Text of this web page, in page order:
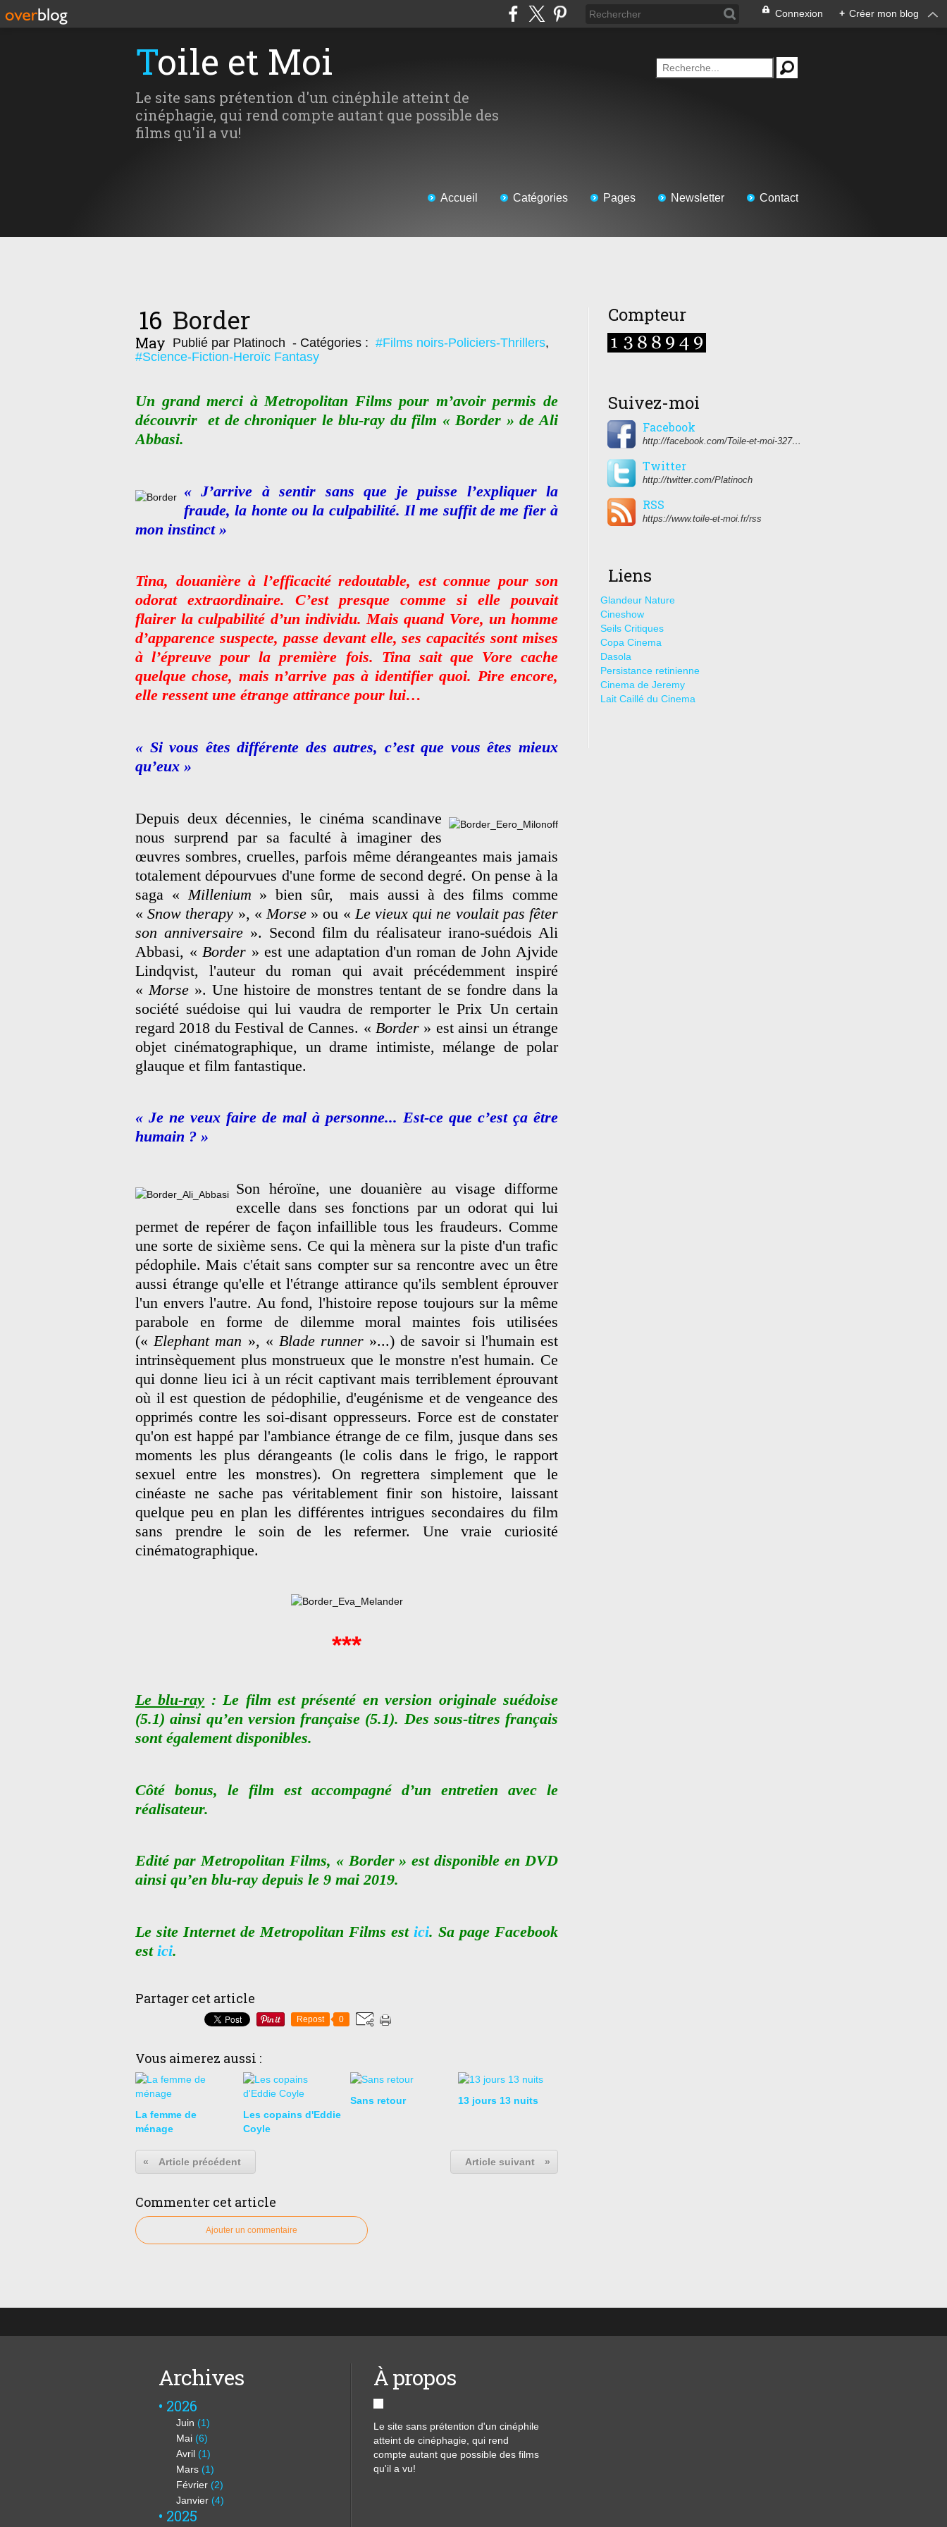
Connexion + Créer mon blog
Toile et Moi
Le site sans prétention d'un cinéphile atteint de
cinéphagie, qui rend compte autant que possible des
films qu'il a vu!
Accueil Catégories Pages Newsletter Contact
16
May
Border
Publié par Platinoch - Catégories : #Films noirs-Policiers-Thrillers,
#Science-Fiction-Heroïc Fantasy
Un grand merci à Metropolitan Films pour m’avoir permis de
découvrir et de chroniquer le blu-ray du film « Border » de Ali
Abbasi.
« J’arrive à sentir sans que je puisse l’expliquer la
fraude, la honte ou la culpabilité. Il me suffit de me fier à
mon instinct »
Tina, douanière à l’efficacité redoutable, est connue pour son
odorat extraordinaire. C’est presque comme si elle pouvait
flairer la culpabilité d’un individu. Mais quand Vore, un homme
d’apparence suspecte, passe devant elle, ses capacités sont mises
à l’épreuve pour la première fois. Tina sait que Vore cache
quelque chose, mais n’arrive pas à identifier quoi. Pire encore,
elle ressent une étrange attirance pour lui…
« Si vous êtes différente des autres, c’est que vous êtes mieux
qu’eux »
Depuis deux décennies, le cinéma scandinave
nous surprend par sa faculté à imaginer des
œuvres sombres, cruelles, parfois même dérangeantes mais jamais
totalement dépourvues d'une forme de second degré. On pense à la
saga « Millenium » bien sûr, mais aussi à des films comme
«Snow therapy », « Morse » ou « Le vieux qui ne voulait pas fêter
son anniversaire». Second film du réalisateur irano-suédois Ali
Abbasi, « Border » est une adaptation d'un roman de John Ajvide
Lindqvist, l'auteur du roman qui avait précédemment inspiré
« Morse ». Une histoire de monstres tentant de se fondre dans la
société suédoise qui lui vaudra de remporter le Prix Un certain
regard 2018 du Festival de Cannes. « Border » est ainsi un étrange
objet cinématographique, un drame intimiste, mélange de polar
glauque et film fantastique.
« Je ne veux faire de mal à personne... Est-ce que c’est ça être
humain ? »
Son héroïne, une douanière au visage difforme
excelle dans ses fonctions par un odorat qui lui
permet de repérer de façon infaillible tous les fraudeurs. Comme
une sorte de sixième sens. Ce qui la mènera sur la piste d'un trafic
pédophile. Mais c'était sans compter sur sa rencontre avec un être
aussi étrange qu'elle et l'étrange attirance qu'ils semblent éprouver
l'un envers l'autre. Au fond, l'histoire repose toujours sur la même
parabole en forme de dilemme moral maintes fois utilisées
(« Elephant man », « Blade runner »...) de savoir si l'humain est
intrinsèquement plus monstrueux que le monstre n'est humain. Ce
qui donne lieu ici à un récit captivant mais terriblement éprouvant
où il est question de pédophilie, d'eugénisme et de vengeance des
opprimés contre les soi-disant oppresseurs. Force est de constater
qu'on est happé par l'ambiance étrange de ce film, jusque dans ses
moments les plus dérangeants (le colis dans le frigo, le rapport
sexuel entre les monstres). On regrettera simplement que le
cinéaste ne sache pas véritablement finir son histoire, laissant
quelque peu en plan les différentes intrigues secondaires du film
sans prendre le soin de les refermer. Une vraie curiosité
cinématographique.
***
Le blu-ray : Le film est présenté en version originale suédoise
(5.1) ainsi qu’en version française (5.1). Des sous-titres français
sont également disponibles.
Côté bonus, le film est accompagné d’un entretien avec le
réalisateur.
Edité par Metropolitan Films, « Border » est disponible en DVD
ainsi qu’en blu-ray depuis le 9 mai 2019.
Le site Internet de Metropolitan Films est ici. Sa page Facebook
est ici.
Partager cet article
Repost 0
Vous aimerez aussi :
La femme de
ménage
Les copains d'Eddie
Coyle
Sans retour 13 jours 13 nuits
« Article précédent Article suivant »
Commenter cet article
Ajouter un commentaire
Compteur
Suivez-moi
Facebook
http://facebook.com/Toile-et-moi-327459350627274/
Twitter
http://twitter.com/Platinoch
RSS
https://www.toile-et-moi.fr/rss
Liens
Glandeur Nature
Cineshow
Seils Critiques
Copa Cinema
Dasola
Persistance retinienne
Cinema de Jeremy
Lait Caillé du Cinema
Archives
2026
Juin (1)
Mai (6)
Avril (1)
Mars (1)
Février (2)
Janvier (4)
2025
À propos
Le site sans prétention d'un cinéphile
atteint de cinéphagie, qui rend
compte autant que possible des films
qu'il a vu!